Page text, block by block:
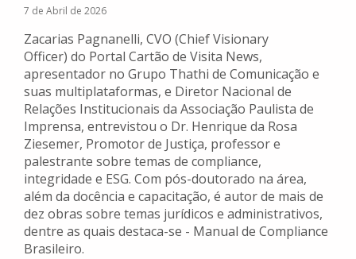
7 de Abril de 2026
Zacarias Pagnanelli, CVO (Chief Visionary
Officer) do Portal Cartão de Visita News,
apresentador no Grupo Thathi de Comunicação e
suas multiplataformas, e Diretor Nacional de
Relações Institucionais da Associação Paulista de
Imprensa, entrevistou o Dr. Henrique da Rosa
Ziesemer, Promotor de Justiça, professor e
palestrante sobre temas de compliance,
integridade e ESG. Com pós-doutorado na área,
além da docência e capacitação, é autor de mais de
dez obras sobre temas jurídicos e administrativos,
dentre as quais destaca-se - Manual de Compliance
Brasileiro.